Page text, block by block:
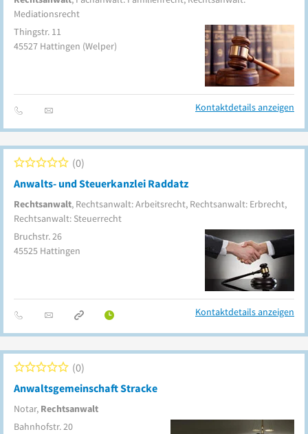
Mediationsrecht
Thingstr. 11
45527 Hattingen (Welper)
Kontaktdetails anzeigen
Anwalts- und Steuerkanzlei Raddatz
Rechtsanwalt, Rechtsanwalt: Arbeitsrecht, Rechtsanwalt: Erbrecht,
Rechtsanwalt: Steuerrecht
0
Bruchstr. 26
45525 Hattingen
Kontaktdetails anzeigen
Anwaltsgemeinschaft Stracke
Notar, Rechtsanwalt
0
Bahnhofstr. 20